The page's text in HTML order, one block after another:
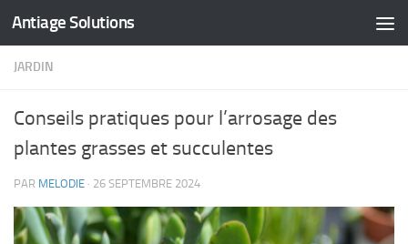
Skip to content
Antiage Solutions
JARDIN
Conseils pratiques pour l’arrosage des
plantes grasses et succulentes
PAR MELODIE · 26 SEPTEMBRE 2024